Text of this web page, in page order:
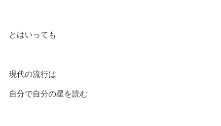
とはいっても
現代の流行は
自分で自分の星を読む